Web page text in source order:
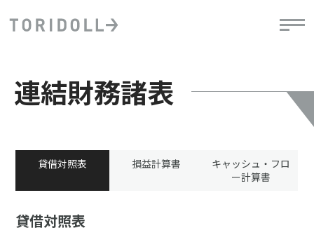
連結財務諸表